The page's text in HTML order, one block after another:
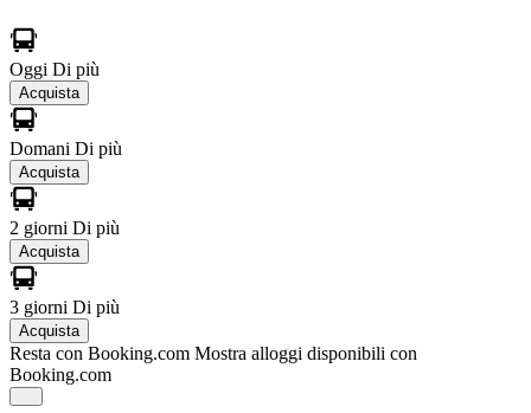
Oggi Di più
Acquista
Domani Di più
Acquista
2 giorni Di più
Acquista
3 giorni Di più
Acquista
Resta con Booking.com Mostra alloggi disponibili con
Booking.com